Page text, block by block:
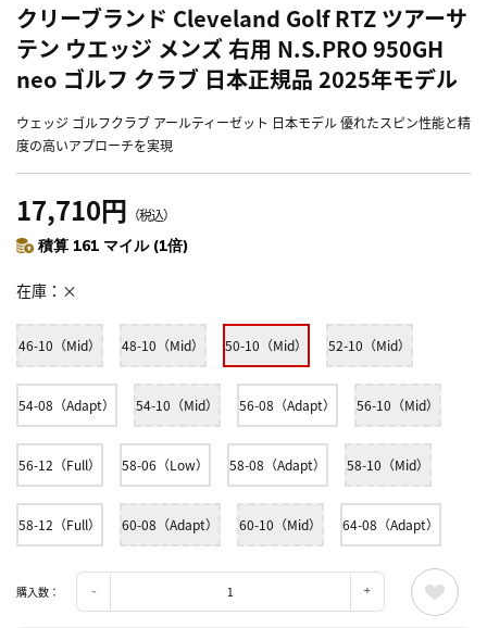
クリーブランド Cleveland Golf RTZ ツアーサ
テン ウエッジ メンズ 右用 N.S.PRO 950GH
neo ゴルフ クラブ 日本正規品 2025年モデル
ウェッジ ゴルフクラブ アールティーゼット 日本モデル 優れたスピン性能と精
度の高いアプローチを実現
17,710円 （税込）
積算 161 マイル (1倍)
在庫 ×
46-10（Mid） 48-10（Mid） 50-10（Mid） 52-10（Mid）
54-08（Adapt） 54-10（Mid） 56-08（Adapt） 56-10（Mid）
56-12（Full） 58-06（Low） 58-08（Adapt） 58-10（Mid）
58-12（Full） 60-08（Adapt） 60-10（Mid） 64-08（Adapt）
購入数：